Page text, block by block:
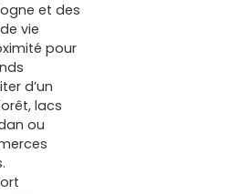
et des
vie
pour
d’un
lacs
ou